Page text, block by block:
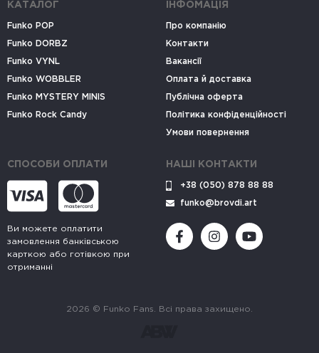
КАТАЛОГ
Funko POP
Funko DORBZ
Funko VYNL
Funko WOBBLER
Funko MYSTERY MINIS
Funko Rock Candy
ІНФОМАЦІЯ
Про компанію
Контакти
Вакансії
Оплата й доставка
Публічна оферта
Політика конфіденційності
Умови повернення
СПОСОБИ ОПЛАТИ
Ви можете оплатити
замовлення банківською
карткою або готівкою при
отриманні
НАШІ КОНТАКТИ
+38 (050) 878 88 88
funko@brovdi.art
2026 © Funko Fans. Всі права захищено.